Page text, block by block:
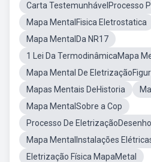
Carta TestemunhávelProcesso
Mapa MentalFisica Eletrostatica
Mapa MentalDa NR17
1 Lei Da TermodinâmicaMapa
Mapa Mental De
Mapas Mentais DeHistoria
Mapa MentalSobre a Cop
Processo De
Mapa MentalInstalações
Eletrização Física MapaMetal